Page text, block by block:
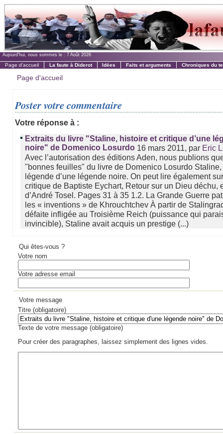
Aujourd'hui, nous sommes le : 7 Août 2026
Page d'accueil La faute à Diderot Idées Faits et arguments Chroniques du
Page d'accueil
Poster votre commentaire
Votre réponse à :
Extraits du livre "Staline, histoire et critique d’une
noire" de Domenico Losurdo 16 mars 2011, par Eric
Avec l’autorisation des éditions Aden, nous publions
"bonnes feuilles" du livre de Domenico Losurdo
légende d’une légende noire. On peut lire également
critique de Baptiste Eychart, Retour sur un Dieu déchu,
d’André Tosel. Pages 31 à 35 1.2. La Grande Guerre
les « inventions » de Khrouchtchev À partir de
défaite infligée au Troisième Reich (puissance qui
invincible), Staline avait acquis un prestige (...)
Qui êtes-vous ?
Votre nom
Votre adresse email
Votre message
Titre (obligatoire)
Texte de votre message (obligatoire)
Pour créer des paragraphes, laissez simplement des lignes vides.